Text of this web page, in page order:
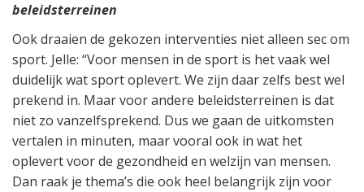
beleidsterreinen
Ook draaien de gekozen interventies niet alleen sec om
sport. Jelle: “Voor mensen in de sport is het vaak wel
duidelijk wat sport oplevert. We zijn daar zelfs best wel
prekend in. Maar voor andere beleidsterreinen is dat
niet zo vanzelfsprekend. Dus we gaan de uitkomsten
vertalen in minuten, maar vooral ook in wat het
oplevert voor de gezondheid en welzijn van mensen.
Dan raak je thema’s die ook heel belangrijk zijn voor